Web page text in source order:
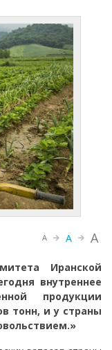
A A A
Иранской
внутреннее
продукции
тонн, и у страны